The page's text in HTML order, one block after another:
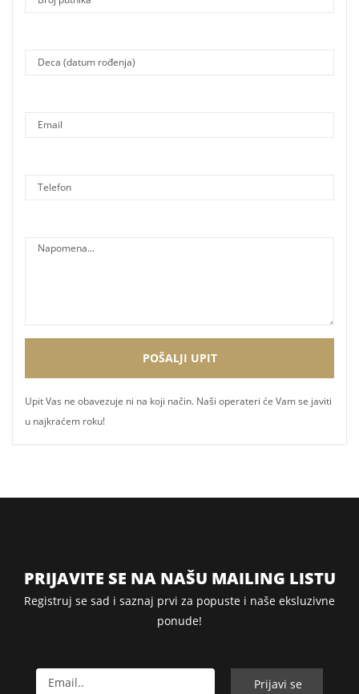
Upit Vas ne obavezuje ni na koji način. Naši operateri će Vam se javiti
u najkraćem roku!
PRIJAVITE SE NA NAŠU MAILING LISTU
Registruj se sad i saznaj prvi za popuste i naše eksluzivne
ponude!